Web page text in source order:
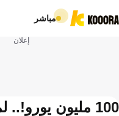
مباشر
إعلان
100 مليون